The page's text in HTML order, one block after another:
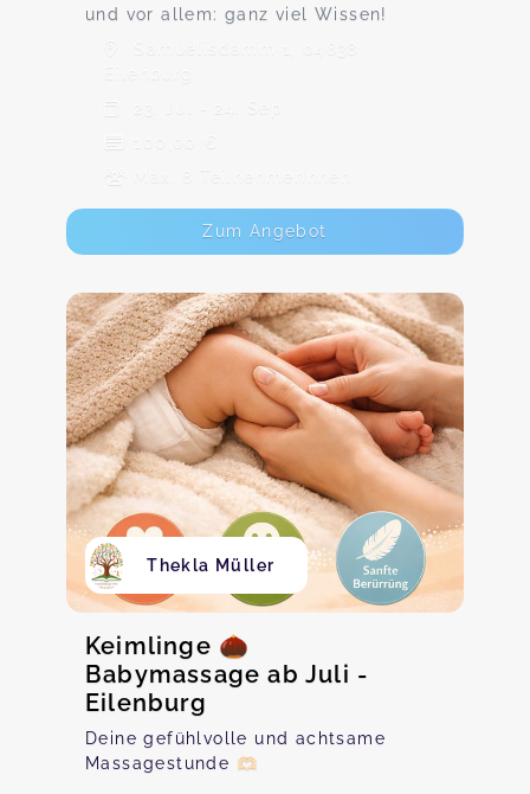
und vor allem: ganz viel Wissen!
Samuelisdamm 1, 04838
Eilenburg
23. Jul - 24. Sep
100,00 €
Max. 8 TeilnehmerInnen
Zum Angebot
Thekla Müller
Keimlinge 🌰
Babymassage ab Juli -
Eilenburg
Deine gefühlvolle und achtsame
Massagestunde 🫶🏻